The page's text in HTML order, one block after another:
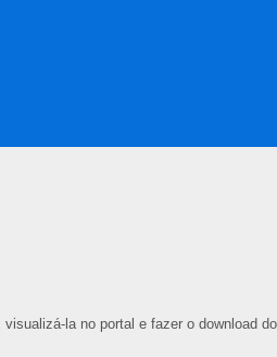
la no portal e fazer o download